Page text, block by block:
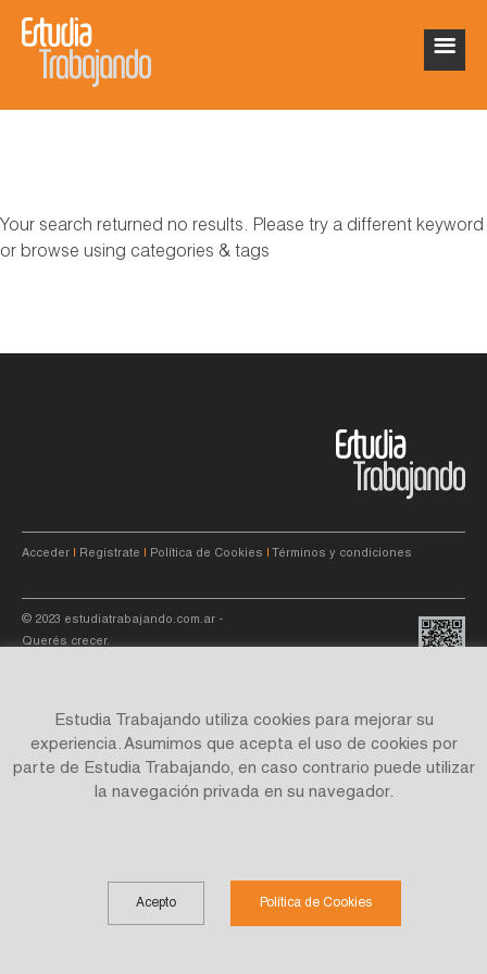
Your search returned no results. Please try a different keyword
or browse using categories & tags
Acceder Registrate Política de Cookies Términos y condiciones
© 2023 estudiatrabajando.com.ar -
Querés crecer.
Site by
Estudia Trabajando utiliza cookies para mejorar su
experiencia. Asumimos que acepta el uso de cookies por
parte de Estudia Trabajando, en caso contrario puede utilizar
la navegación privada en su navegador.
Acepto Política de Cookies